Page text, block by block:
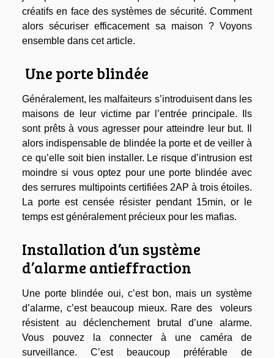
créatifs en face des systèmes de sécurité. Comment
alors sécuriser efficacement sa maison ? Voyons
ensemble dans cet article.
Une porte blindée
Généralement, les malfaiteurs s’introduisent dans les
maisons de leur victime par l’entrée principale. Ils
sont prêts à vous agresser pour atteindre leur but. Il
alors indispensable de blindée la porte et de veiller à
ce qu’elle soit bien installer. Le risque d’intrusion est
moindre si vous optez pour une porte blindée avec
des serrures multipoints certifiées 2AP à trois étoiles.
La porte est censée résister pendant 15min, or le
temps est généralement précieux pour les mafias.
Installation d’un système
d’alarme antieffraction
Une porte blindée oui, c’est bon, mais un système
d’alarme, c’est beaucoup mieux. Rare des voleurs
résistent au déclenchement brutal d’une alarme.
Vous pouvez la connecter à une caméra de
surveillance. C’est beaucoup préférable de